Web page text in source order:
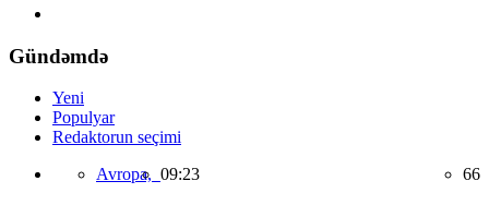
Gündəmdə
Yeni
Populyar
Redaktorun seçimi
Avropa, 09:23 66